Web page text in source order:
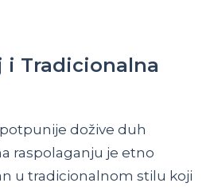
i Tradicionalna
dožive duh
raspolaganju je etno
u tradicionalnom stilu koji